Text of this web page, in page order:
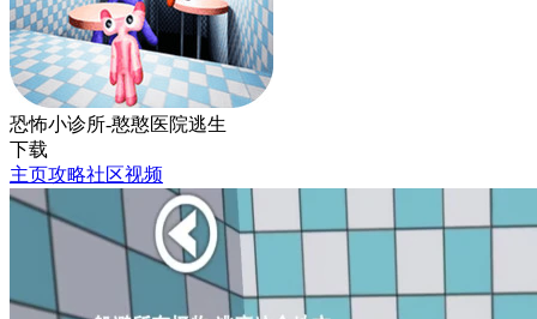
恐怖小诊所-憨憨医院逃生
下载
主页攻略社区视频